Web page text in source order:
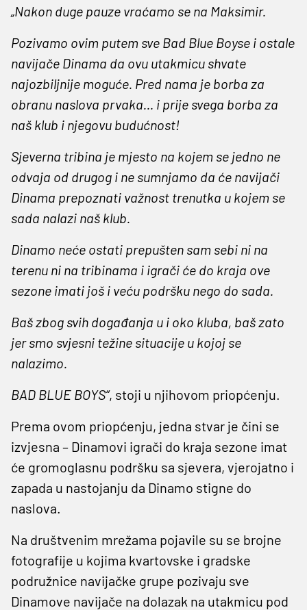
„Nakon duge pauze vraćamo se na Maksimir.
Pozivamo ovim putem sve Bad Blue Boyse i ostale
navijače Dinama da ovu utakmicu shvate
najozbiljnije moguće. Pred nama je borba za
obranu naslova prvaka... i prije svega borba za
naš klub i njegovu budućnost!
Sjeverna tribina je mjesto na kojem se jedno ne
odvaja od drugog i ne sumnjamo da će navijači
Dinama prepoznati važnost trenutka u kojem se
sada nalazi naš klub.
Dinamo neće ostati prepušten sam sebi ni na
terenu ni na tribinama i igrači će do kraja ove
sezone imati još i veću podršku nego do sada.
Baš zbog svih događanja u i oko kluba, baš zato
jer smo svjesni težine situacije u kojoj se
nalazimo.
BAD BLUE BOYS“, stoji u njihovom priopćenju.
Prema ovom priopćenju, jedna stvar je čini se
izvjesna – Dinamovi igrači do kraja sezone imat
će gromoglasnu podršku sa sjevera, vjerojatno i
zapada u nastojanju da Dinamo stigne do
naslova.
Na društvenim mrežama pojavile su se brojne
fotografije u kojima kvartovske i gradske
podružnice navijačke grupe pozivaju sve
Dinamove navijače na dolazak na utakmicu pod